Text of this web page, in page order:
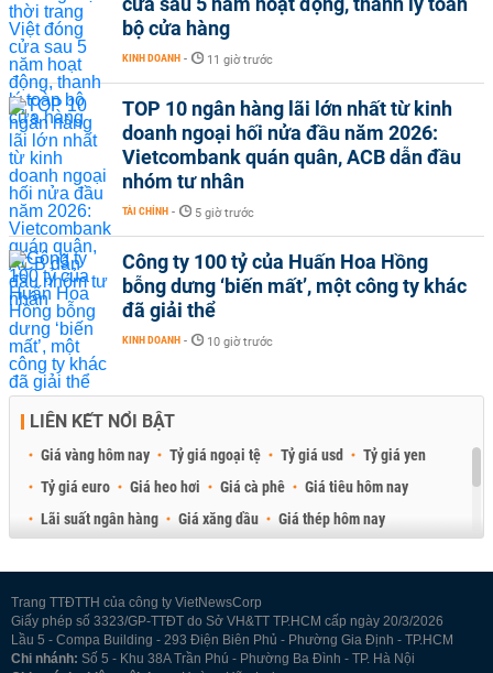
bộ cửa hàng
KINH DOANH - 11 giờ trước
TOP 10 ngân hàng lãi lớn nhất từ kinh
doanh ngoại hối nửa đầu năm 2026:
Vietcombank quán quân, ACB dẫn đầu
nhóm tư nhân
TÀI CHÍNH - 5 giờ trước
Công ty 100 tỷ của Huấn Hoa Hồng
bỗng dưng ‘biến mất’, một công ty khác
đã giải thể
KINH DOANH - 10 giờ trước
LIÊN KẾT NỔI BẬT
Giá vàng hôm nay Tỷ giá ngoại tệ Tỷ giá usd
Tỷ giá yen
Tỷ giá euro
Giá heo hơi Giá cà phê
Giá tiêu hôm nay
Lãi suất ngân hàng
Giá xăng dầu
Giá thép hôm nay
Trang TTĐTTH của công ty VietNewsCorp
Giấy phép số 3323/GP-TTĐT do Sở VH&TT TP.HCM cấp ngày 20/3/2026
Lầu 5 - Compa Building - 293 Điện Biên Phủ - Phường Gia Định - TP.HCM
Chi nhánh: Số 5 - Khu 38A Trần Phú - Phường Ba Đình - TP. Hà Nội